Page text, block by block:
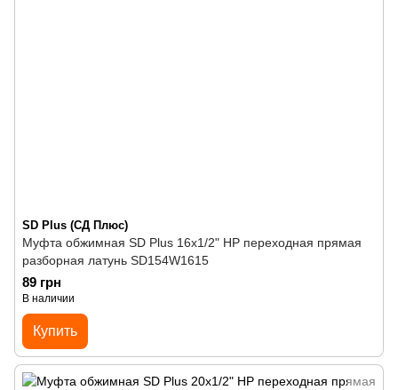
SD Plus (СД Плюс)
Муфта обжимная SD Plus 16х1/2" НР переходная прямая
разборная латунь SD154W1615
89 грн
В наличии
Купить